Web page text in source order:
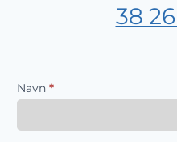
38
Kontaktskjema
Navn *